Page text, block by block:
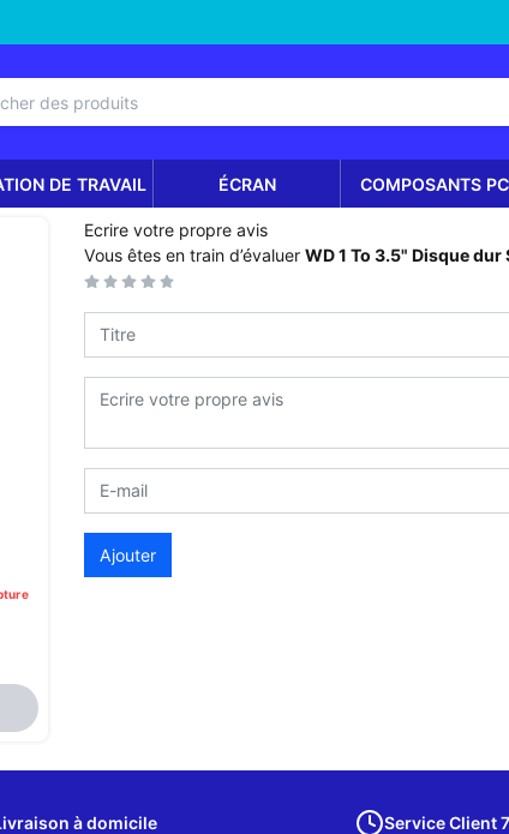
DE TRAVAIL ÉCRAN COMPOSANTS PC
Ecrire votre propre avis
Vous êtes en train d’évaluer WD 1 To 3.5" Disque dur
Ajouter
à domicile Service Client